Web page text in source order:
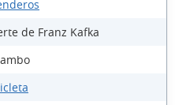
de Franz Kafka